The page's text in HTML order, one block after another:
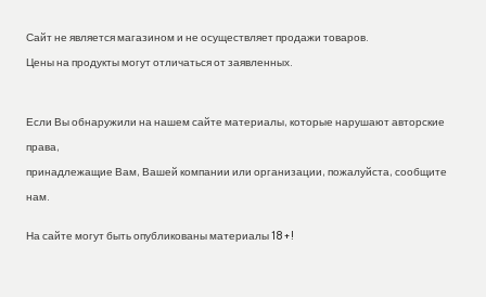
Сайт не является магазином и не осуществляет продажи товаров.
Цены на продукты могут отличаться от заявленных.
Если Вы обнаружили на нашем сайте материалы, которые нарушают авторские
права,
принадлежащие Вам, Вашей компании или организации, пожалуйста, сообщите
нам.
На сайте могут быть опубликованы материалы 18+!